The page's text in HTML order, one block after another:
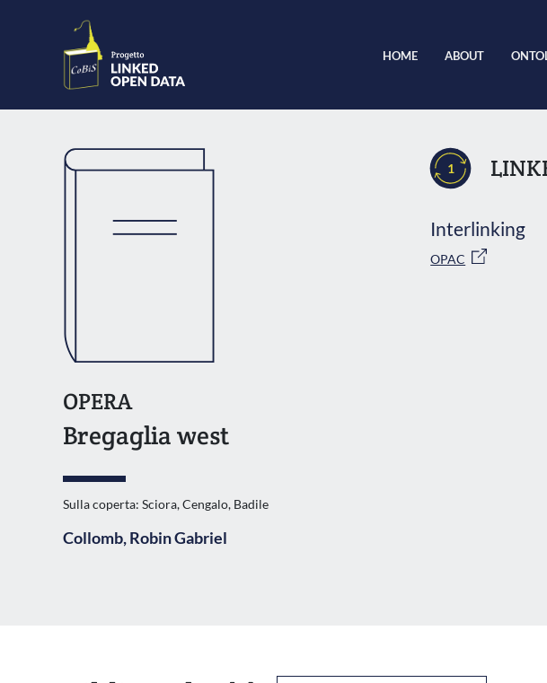
HOME ABOUT
1
Interlinking
OPAC
OPERA
Bregaglia west
Sulla coperta: Sciora, Cengalo, Badile
Collomb, Robin Gabriel